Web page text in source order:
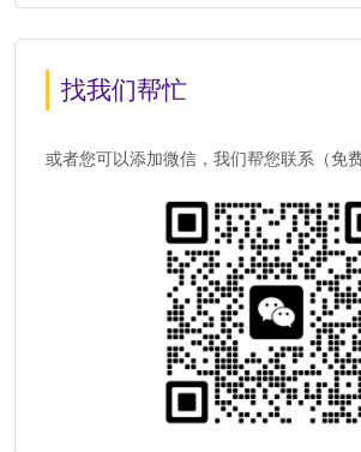
找我们帮忙
或者您可以添加微信，我们帮您联系（免费